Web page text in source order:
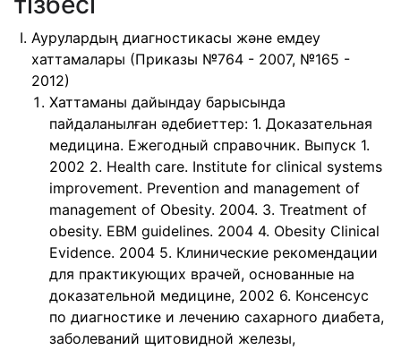
Аурулардың диагностикасы және емдеу
хаттамалары (Приказы №764 - 2007, №165 -
2012)
Хаттаманы дайындау барысында
пайдаланылған əдебиеттер: 1. Доказательная
медицина. Ежегодный справочник. Выпуск 1.
2002 2. Health care. Institute for clinical systems
improvement. Prevention and management of
management of Obesity. 2004. 3. Treatment of
obesity. EBM guidelines. 2004 4. Obesity Clinical
Еvidence. 2004 5. Клинические рекомендации
для практикующих врачей, основанные на
доказательной медицине, 2002 6. Консенсус
по диагностике и лечению сахарного диабета,
заболеваний щитовидной железы,